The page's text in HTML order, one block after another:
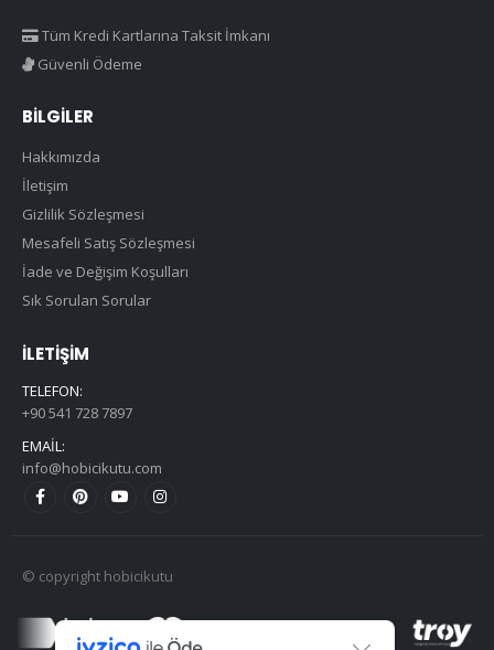
Tüm Kredi Kartlarına Taksit İmkanı
Güvenli Ödeme
BILGILER
Hakkımızda
İletişim
Gizlilik Sözleşmesi
Mesafeli Satış Sözleşmesi
İade ve Değişim Koşulları
Sık Sorulan Sorular
İLETIŞIM
TELEFON:
+90 541 728 7897
EMAIL:
info@hobicikutu.com
© copyright hobicikutu